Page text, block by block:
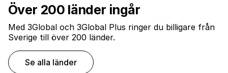
Över 200 länder ingår
Med 3Global och 3Global Plus ringer du billigare från
Sverige till över 200 länder.
Se alla länder